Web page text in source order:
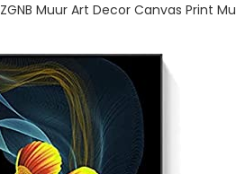
ZGNB Muur Art Decor Canvas Print